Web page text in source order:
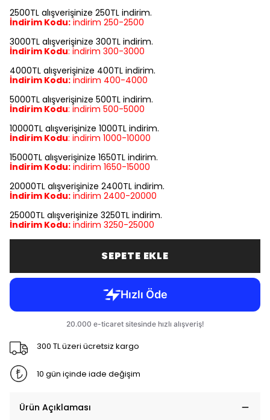
2500TL alışverişinize 250TL indirim.
İndirim Kodu: indirim 250-2500
3000TL alışverişinize 300TL indirim.
İndirim Kodu: indirim 300-3000
4000TL alışverişinize 400TL indirim.
İndirim Kodu: indirim 400-4000
5000TL alışverişinize 500TL indirim.
İndirim Kodu: indirim 500-5000
10000TL alışverişinize 1000TL indirim.
İndirim Kodu: indirim 1000-10000
15000TL alışverişinize 1650TL indirim.
İndirim Kodu: indirim 1650-15000
20000TL alışverişinize 2400TL indirim.
İndirim Kodu: indirim 2400-20000
25000TL alışverişinize 3250TL indirim.
İndirim Kodu: indirim 3250-25000
SEPETE EKLE
300 TL üzeri ücretsiz kargo
10 gün içinde iade değişim
Ürün Açıklaması